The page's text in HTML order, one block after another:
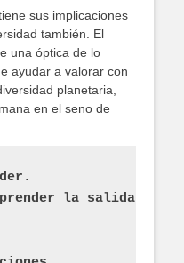
sus implicaciones
también. El
una óptica de lo
ayudar a valorar con
planetaria,
en el seno de
la salida del